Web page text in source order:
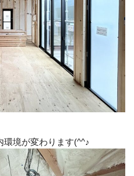
境が変わります(^^♪